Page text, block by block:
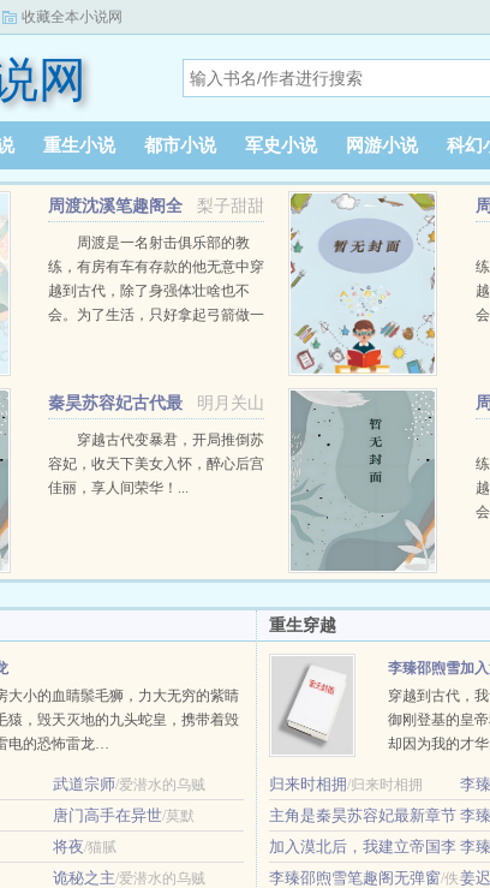
收藏全本小说网
网
重生小说 都市小说 军史小说 网游小说 科幻
梨子甜甜
周渡沈溪笔趣阁全
文免费阅读
周渡是一名射击俱乐部的教
练，有房有车有存款的他无意中穿
越到古代，除了身强体壮啥也不
会。为了生活，只好拿起弓箭做一
渡看着山下的寥寥炊烟，以及那...
明月关山
秦昊苏容妃古代最
强昏君最新章节在线阅读
穿越古代变暴君，开局推倒苏
容妃，收天下美女入怀，醉心后宫
佳丽，享人间荣华！...
大小的血睛鬃毛狮，力大无穷的紫睛
猿，毁天灭地的九头蛇皇，携带着毁
电的恐怖雷龙…
武道宗师/爱潜水的乌贼
唐门高手在异世/莫默
将夜/猫腻
诡秘之主/爱潜水的乌贼
重生穿越
李臻邵煦雪加
小说
穿越到古代，
御刚登基的皇
却因为我的才
归来时相拥/归来时相拥 李
名
主角是秦昊苏容妃最新章节
在线阅读/明月关山
李
建
加入漠北后，我建立帝国李
臻邵煦雪大概内容/佚名
李
李臻邵煦雪笔趣阁无弹窗/佚姜